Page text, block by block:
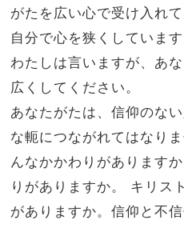
がたを広い心で受け入れ
自分で心を狭くしています
わたしは言いますが、あ
広くしてください。
あなたがたは、信仰のな
な軛につながれてはなり
んなかかわりがあります
りがありますか。
キリス
がありますか。信仰と不